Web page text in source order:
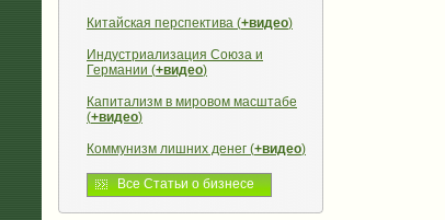
Китайская перспектива (+видео)
Индустриализация Союза и
Германии (+видео)
Капитализм в мировом масштабе
(+видео)
Коммунизм лишних денег (+видео)
Все Статьи о бизнесе